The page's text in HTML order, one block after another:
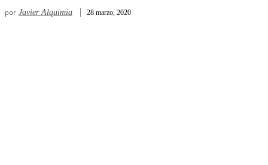
por Javier Alquimia 28 marzo, 2020